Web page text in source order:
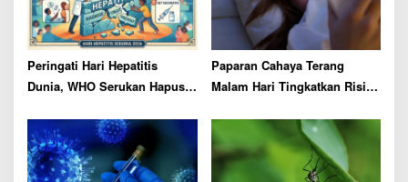
o
n
Peringati Hari Hepatitis
Dunia, WHO Serukan Hapus
Kesehatan
Paparan Cahaya Terang
Malam Hari Tingkatkan Risiko